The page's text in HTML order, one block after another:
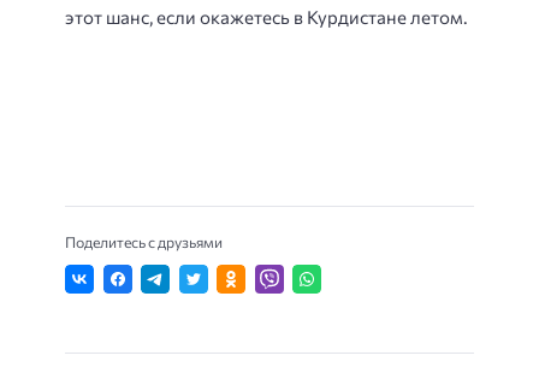
этот шанс, если окажетесь в Курдистане летом.
Поделитесь с друзьями